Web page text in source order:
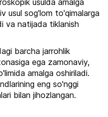
usulda amalga
usul sog'lom to'qimalarga
va natijada tiklanish
barcha jarrohlik
ega zamonaviy,
amalga oshiriladi.
eng so'nggi
bilan jihozlangan.